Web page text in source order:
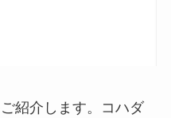
紹介します。コハダ